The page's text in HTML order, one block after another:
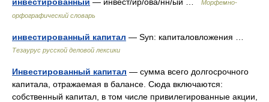
Морфемно-
орфографический словарь
инвестированный капитал — Syn: капиталовложения …
Тезаурус русской деловой лексики
Инвестированный капитал — сумма всего долгосрочного
капитала, отражаемая в балансе. Сюда включаются:
собственный капитал, в том числе привилегированные акции,